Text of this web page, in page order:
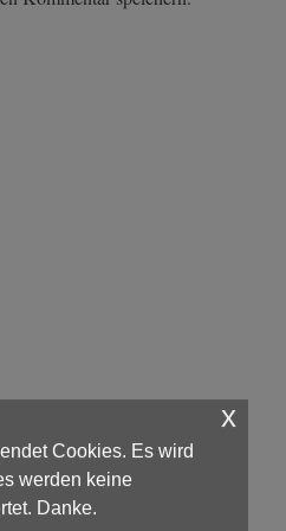
Cookies. Es wird
werden keine
Danke.
x